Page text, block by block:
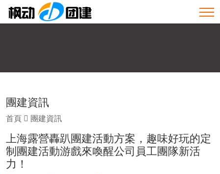
團建資訊
首頁 團建資訊
上海露營轟趴團建活動方案，趣味好玩的定
制團建活動游戲來喚醒公司員工團隊新活
力！